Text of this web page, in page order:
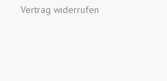
Vertrag widerrufen